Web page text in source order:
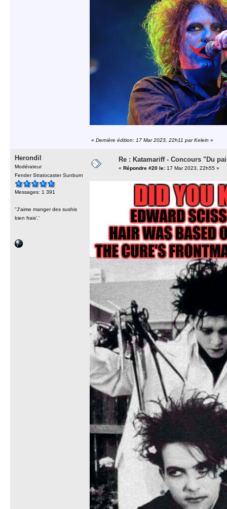
« Dernière édition: 17 Mar 2023, 22h11 par Kelein »
Herondil
Modérateur
Fender Stratocaster Sunburn
Messages: 1 391
''J'aime manger des sushis
bien frais'.'
Re : Katamariff - Concours "Du
« Répondre #20 le: 17 Mar 2023, 22h55 »